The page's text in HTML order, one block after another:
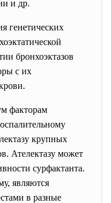
и др.
генетических
бронхоэктазов
с их
факторам
крупных
Ателектазу может
сурфактанта.
являются
в разные